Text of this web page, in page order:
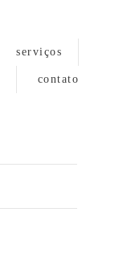
serviços
contato